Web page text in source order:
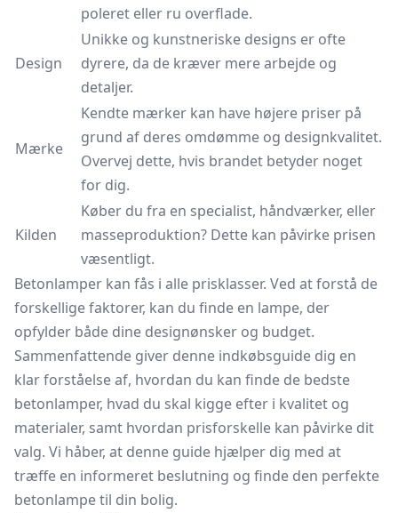
poleret eller ru overflade.
Design
Unikke og kunstneriske designs er ofte
dyrere, da de kræver mere arbejde og
detaljer.
Mærke
Kendte mærker kan have højere priser på
grund af deres omdømme og designkvalitet.
Overvej dette, hvis brandet betyder noget
for dig.
Kilden
Køber du fra en specialist, håndværker, eller
masseproduktion? Dette kan påvirke prisen
væsentligt.
Betonlamper kan fås i alle prisklasser. Ved at forstå de
forskellige faktorer, kan du finde en lampe, der
opfylder både dine designønsker og budget.
Sammenfattende giver denne indkøbsguide dig en
klar forståelse af, hvordan du kan finde de bedste
betonlamper, hvad du skal kigge efter i kvalitet og
materialer, samt hvordan prisforskelle kan påvirke dit
valg. Vi håber, at denne guide hjælper dig med at
træffe en informeret beslutning og finde den perfekte
betonlampe til din bolig.